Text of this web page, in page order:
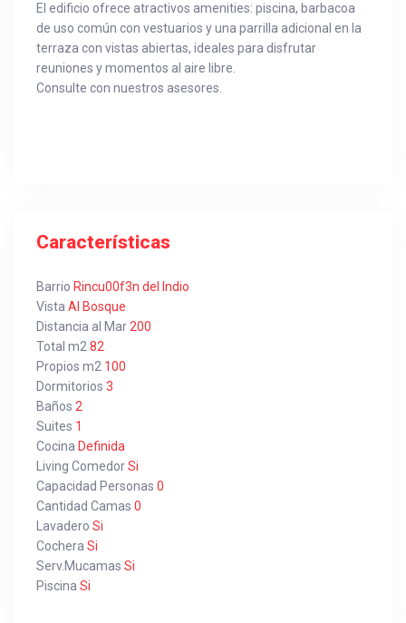
El edificio ofrece atractivos amenities: piscina, barbacoa
de uso común con vestuarios y una parrilla adicional en la
terraza con vistas abiertas, ideales para disfrutar
reuniones y momentos al aire libre.
Consulte con nuestros asesores.
Características
Barrio Rincu00f3n del Indio
Vista Al Bosque
Distancia al Mar 200
Total m2 82
Propios m2 100
Dormitorios 3
Baños 2
Suites 1
Cocina Definida
Living ComedorSi
Capacidad Personas 0
Cantidad Camas 0
Lavadero Si
Cochera Si
Serv.Mucamas Si
Piscina Si